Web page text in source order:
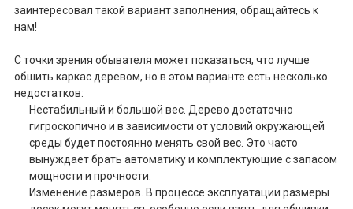
заинтересовал такой вариант заполнения, обращайтесь к
нам!
С точки зрения обывателя может показаться, что лучше
обшить каркас деревом, но в этом варианте есть несколько
недостатков:
Нестабильный и большой вес. Дерево достаточно
гигроскопично и в зависимости от условий окружающей
среды будет постоянно менять свой вес. Это часто
вынуждает брать автоматику и комплектующие с запасом
мощности и прочности.
Изменение размеров. В процессе эксплуатации размеры